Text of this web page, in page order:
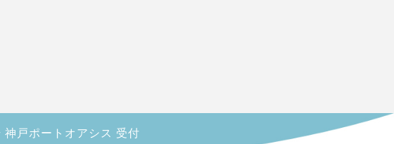
戸ポートオアシス 受付